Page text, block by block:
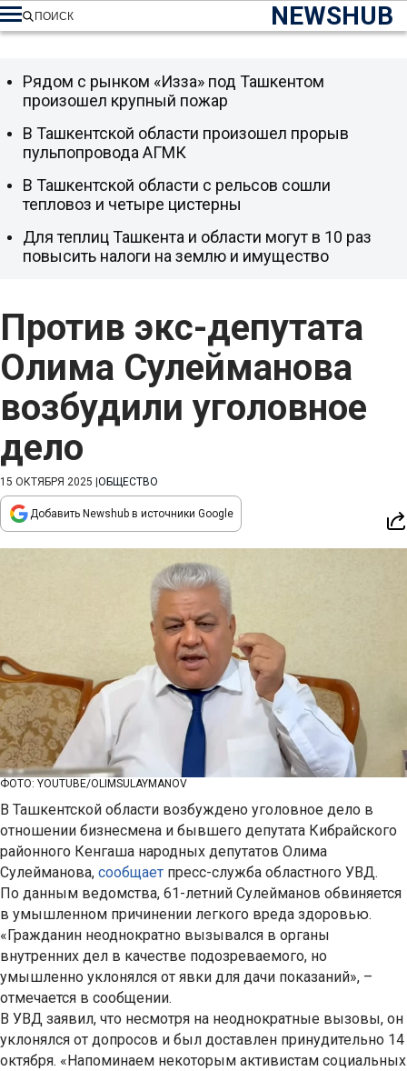
NEWSHUB
ПОИСК
Против экс-депутата
Олима Сулейманова
возбудили уголовное
дело
15 ОКТЯБРЯ 2025 ОБЩЕСТВО
Добавить Newshub в источники Google
ФОТО: YOUTUBE/OLIMSULAYMANOV
В Ташкентской области возбуждено уголовное дело в
отношении бизнесмена и бывшего депутата Кибрайского
районного Кенгаша народных депутатов Олима
Сулейманова, сообщает пресс-служба областного УВД.
По данным ведомства, 61-летний Сулейманов обвиняется
в умышленном причинении легкого вреда здоровью.
«Гражданин неоднократно вызывался в органы
внутренних дел в качестве подозреваемого, но
умышленно уклонялся от явки для дачи показаний», –
отмечается в сообщении.
В УВД заявил, что несмотря на неоднократные вызовы, он
уклонялся от допросов и был доставлен принудительно 14
октября. «Напоминаем некоторым активистам социальных
Рядом с рынком «Изза» под Ташкентом
произошел крупный пожар
В Ташкентской области произошел прорыв
пульпопровода АГМК
В Ташкентской области с рельсов сошли
тепловоз и четыре цистерны
Для теплиц Ташкента и области могут в 10 раз
повысить налоги на землю и имущество